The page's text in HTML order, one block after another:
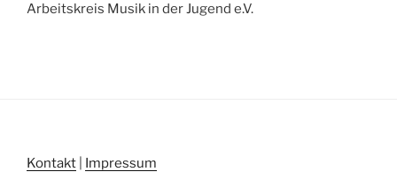
Arbeitskreis Musik in der Jugend e.V.
Kontakt Impressum